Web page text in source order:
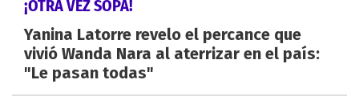
¡OTRA VEZ SOPA!
Yanina Latorre revelo el percance que
vivió Wanda Nara al aterrizar en el país:
"Le pasan todas"